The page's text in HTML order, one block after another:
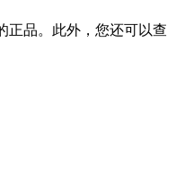
正品。此外，您还可以查